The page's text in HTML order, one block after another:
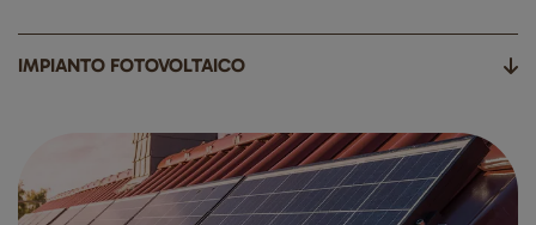
IMPIANTO FOTOVOLTAICO